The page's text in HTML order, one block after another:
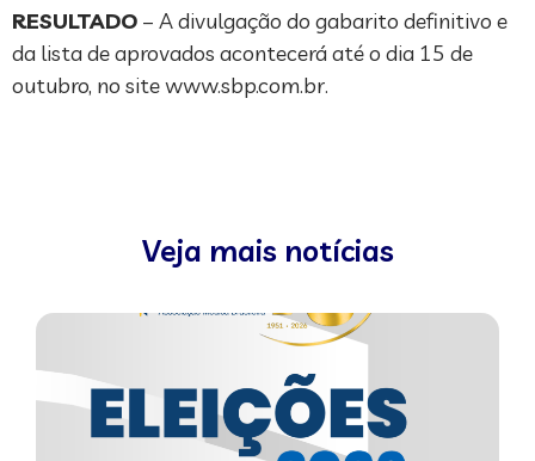
RESULTADO – A divulgação do gabarito definitivo e
da lista de aprovados acontecerá até o dia 15 de
outubro, no site www.sbp.com.br.
Veja mais notícias